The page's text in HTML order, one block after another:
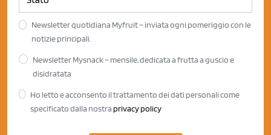
Newsletter quotidiana Myfruit – inviata ogni pomeriggio con le
notizie principali.
Newsletter Mysnack – mensile, dedicata a frutta a guscio e
disidratata
Ho letto e acconsento il trattamento dei dati personali come
specificato dalla nostra privacy policy